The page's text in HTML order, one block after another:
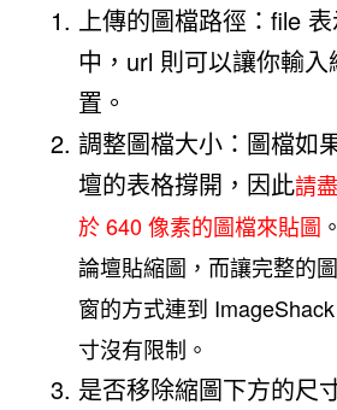
上傳的圖檔路徑：file
中，url 則可以讓你輸
置。
調整圖檔大小：圖檔如
壇的表格撐開，因此請
於 640 像素的圖檔來貼圖
論壇貼縮圖，而讓完整的
窗的方式連到
寸沒有限制。
是否移除縮圖下方的尺